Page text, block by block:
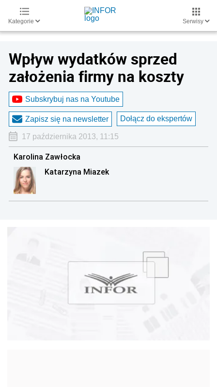
Kategorie Serwisy
Wpływ wydatków sprzed
założenia firmy na koszty
Subskrybuj nas na Youtube
Zapisz się na newsletter Dołącz do ekspertów
17 października 2013, 11:15
Karolina Zawłocka
Katarzyna Miazek